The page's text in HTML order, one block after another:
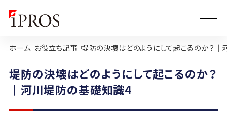
ホーム お役立ち記事 堤防の決壊はどのようにして起こるのか？
堤防の決壊はどのようにして起こるのか？
｜河川堤防の基礎知識4